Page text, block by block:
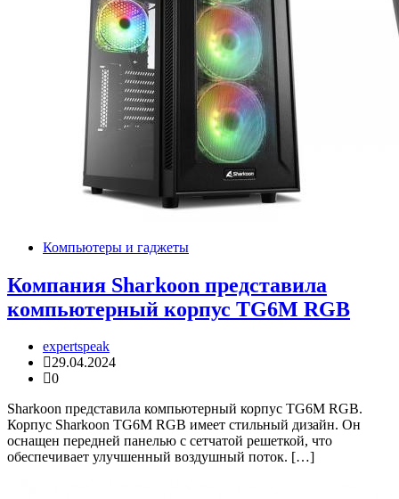
Компьютеры и гаджеты
Компания Sharkoon представила
компьютерный корпус TG6M RGB
expertspeak
29.04.2024
0
Sharkoon представила компьютерный корпус TG6M RGB.
Корпус Sharkoon TG6M RGB имеет стильный дизайн. Он
оснащен передней панелью с сетчатой решеткой, что
обеспечивает улучшенный воздушный поток. […]